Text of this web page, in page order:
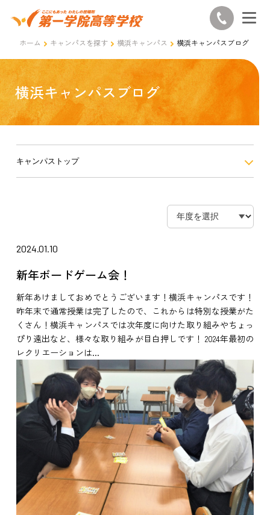
ホーム キャンパスを探す 横浜キャンパス 横浜キャンパスブログ
横浜キャンパスブログ
キャンパストップ
2024.01.10
新年ボードゲーム会！
新年あけましておめでとうございます！横浜キャンパスです！
昨年末で通常授業は完了したので、これからは特別な授業がた
くさん！横浜キャンパスでは次年度に向けた取り組みやちょっ
ぴり遠出など、様々な取り組みが目白押しです！ 2024年最初の
レクリエーションは...